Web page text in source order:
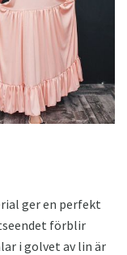
ger en perfekt
förblir
i golvet av lin är